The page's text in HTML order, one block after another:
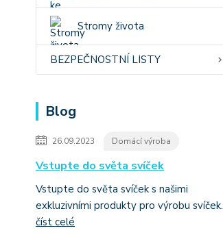
Stromy života
BEZPEČNOSTNÍ LISTY
Blog
26.09.2023 Domácí výroba
Vstupte do světa svíček
Vstupte do světa svíček s našimi
exkluzivními produkty pro výrobu svíček.
číst celé